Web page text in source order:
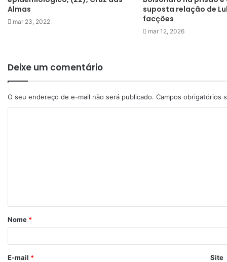
Almas
mar 23, 2022
suposta relação de
facções
mar 12, 2026
Deixe um comentário
O seu endereço de e-mail não será publicado. Campos obrigatórios
Nome *
E-mail * Site